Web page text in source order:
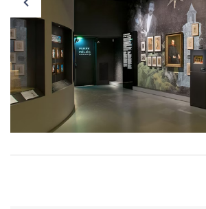
Slide précédente